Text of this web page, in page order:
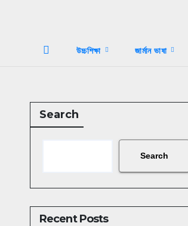
উচ্চশিক্ষা জার্মান ভাষা
Search
Search
Recent Posts